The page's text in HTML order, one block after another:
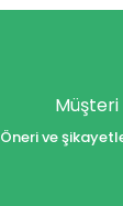
Öneri ve